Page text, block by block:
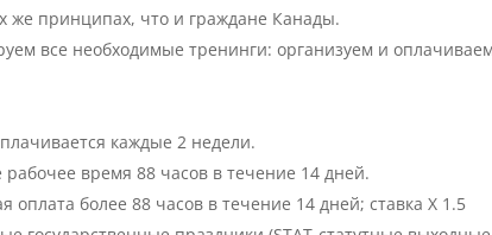
же принципах, что и граждане Канады.
все необходимые тренинги: организуем и
каждые 2 недели.
рабочее время 88 часов в течение 14 дней.
оплата более 88 часов в течение 14 дней; ставка X 1.5